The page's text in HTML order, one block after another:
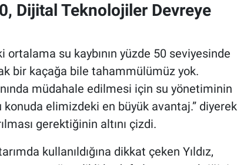
Dijital Teknolojiler Devreye
ortalama su kaybının yüzde 50 seviyesinde
bir kaçağa bile tahammülümüz yok.
müdahale edilmesi için su yönetiminin
elimizdeki en büyük avantaj.” diyerek
gerektiğinin altını çizdi.
kullanıldığına dikkat çeken Yıldız,